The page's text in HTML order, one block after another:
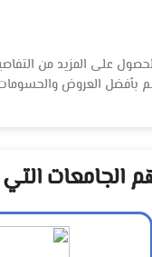
على المزيد من
بأفضل العروض
الجامعات